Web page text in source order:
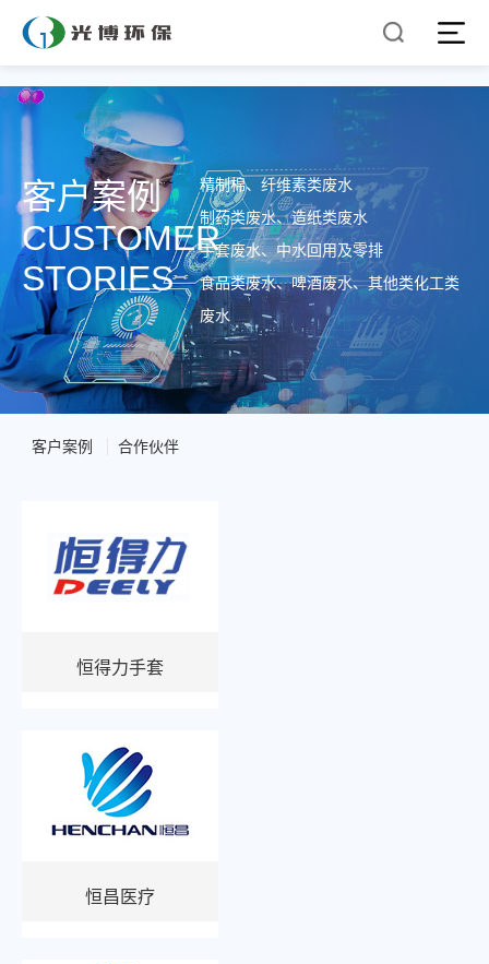
客户案例
CUSTOMER
STORIES
精制棉、纤维素类废水
制药类废水、造纸类废水
手套废水、中水回用及零排
食品类废水、啤酒废水、其他类化工类
废水
客户案例 合作伙伴
恒得力手套
恒昌医疗